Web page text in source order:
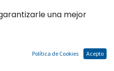
4 Puerto
una mejor
Política de Cookies Acepto